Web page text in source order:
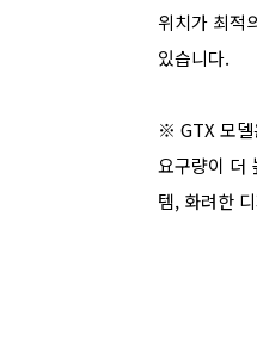
위치가 최적
있습니다.
※ GTX 모
요구량이 더
템, 화려한